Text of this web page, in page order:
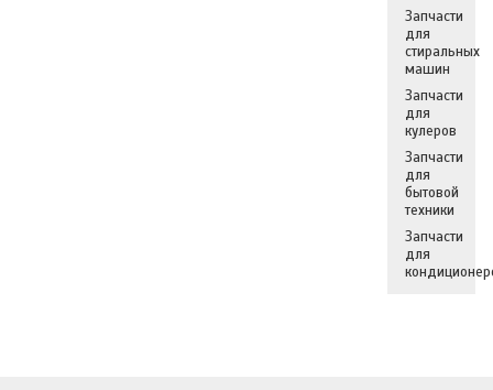
Запчасти
для
стиральных
машин
Запчасти
для
кулеров
Запчасти
для
бытовой
техники
Запчасти
для